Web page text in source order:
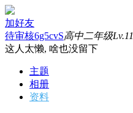
加好友
待审核6g5cvS高中二年级Lv.11
这人太懒, 啥也没留下
主题
相册
资料